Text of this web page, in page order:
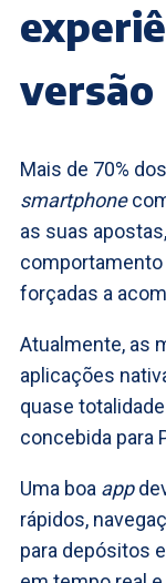
versão
Mais de 70%
smartphone
as suas
forçadas a
Atualmente, as
aplicações
quase
concebida para
Uma boa app
rápidos,
para depósitos